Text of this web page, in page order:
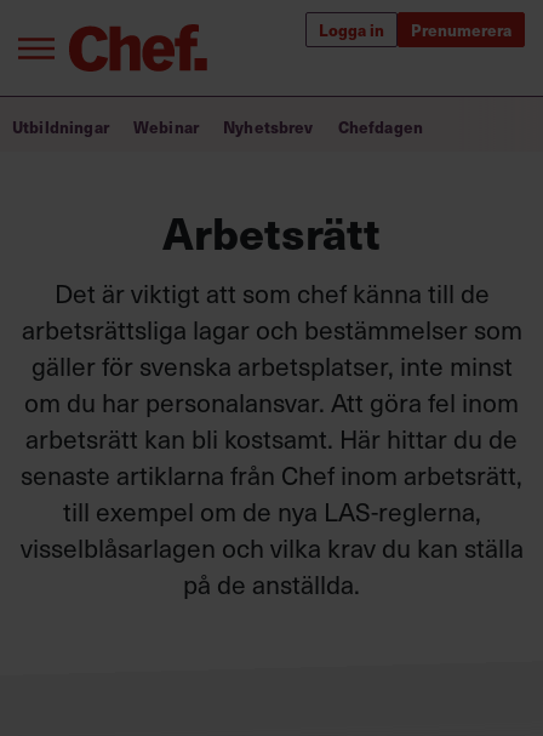
Logga in Prenumerera
Annonsera
Om oss
Kontakta oss
Kundservice
Villkor och policy för
personuppgiftsbehandling
Bra ledare förändrar världen
Utbildning för ledare
Chefakademin+
Populära utbildningar
Utbildningar Webinar Nyhetsbrev Chefdagen
Arbetsrätt
Det är viktigt att som chef känna till de
arbetsrättsliga lagar och bestämmelser som
gäller för svenska arbetsplatser, inte minst
om du har personalansvar. Att göra fel inom
arbetsrätt kan bli kostsamt. Här hittar du de
senaste artiklarna från Chef inom arbetsrätt,
till exempel om de nya LAS-reglerna,
visselblåsarlagen och vilka krav du kan ställa
på de anställda.